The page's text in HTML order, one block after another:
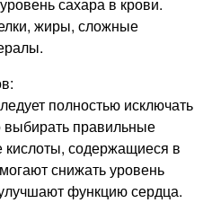
сахара в крови.
жиры, сложные
полностью исключать
правильные
содержащиеся в
снижать уровень
функцию сердца.